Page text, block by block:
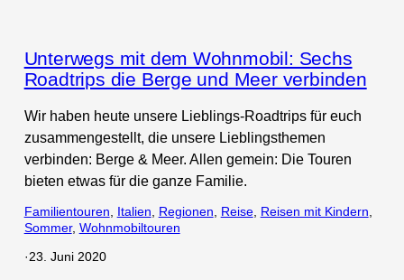
Unterwegs mit dem Wohnmobil: Sechs
Roadtrips die Berge und Meer verbinden
Wir haben heute unsere Lieblings-Roadtrips für euch
zusammengestellt, die unsere Lieblingsthemen
verbinden: Berge & Meer. Allen gemein: Die Touren
bieten etwas für die ganze Familie.
Familientouren Italien Regionen Reise, Reisen mit Kindern
Sommer, Wohnmobiltouren
·23. Juni 2020